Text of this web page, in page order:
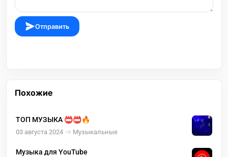
Отправить
Похожие
ТОП МУЗЫКА 📛📛🔥
03 августа 2024 Музыкальные
Музыка для YouTube